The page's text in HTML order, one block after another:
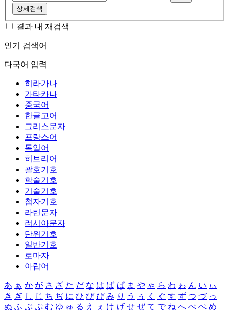
상세검색
결과 내 재검색
인기 검색어
다국어 입력
히라가나
가타카나
중국어
한글고어
그리스문자
프랑스어
독일어
히브리어
괄호기호
학술기호
기술기호
첨자기호
라틴문자
러시아문자
단위기호
일반기호
로마자
아랍어
あ ぁ か が さ ざ た だ な は ば ぱ ま や ゃ ら わ ゎ ん い ぃ
き ぎ し じ ち ぢ に ひ び ぴ み り う ぅ く ぐ す ず つ づ っ
ぬ ふ ぶ ぷ む ゆ ゅ る え ぇ け げ せ ぜ て で ね へ べ ぺ め